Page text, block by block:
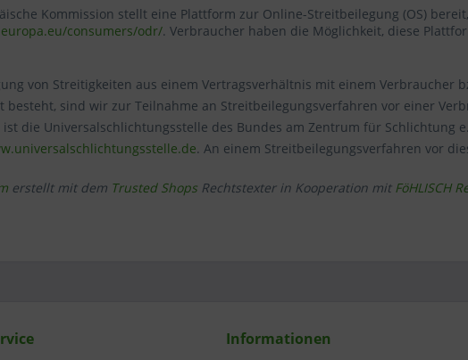
Technisch erforderlich
Statistik & Tracking
Kommission stellt eine Plattform zur Online-Streitbeilegung (OS)
consumers/odr/. Verbraucher haben die Möglichkeit, diese
von Streitigkeiten aus einem Vertragsverhältnis mit einem Verbraucher
besteht, sind wir zur Teilnahme an Streitbeilegungsverfahren vor einer
die Universalschlichtungsstelle des Bundes am Zentrum für Schlichtung
. An einem Streitbeilegungsverfahren vor
erstellt mit dem Trusted Shops Rechtstexter in Kooperation mit FöHLISCH
Informationen